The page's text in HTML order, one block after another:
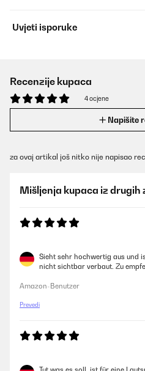
Uvjeti isporuke
Recenzije kupaca
4 ocjene
Napišite
za ovaj artikal još nitko nije napisao
Mišljenja kupaca iz drugih
Sieht sehr hochwertig aus und
nicht sichtbar verbaut. Zu
Amazon-Benutzer
Prevedi